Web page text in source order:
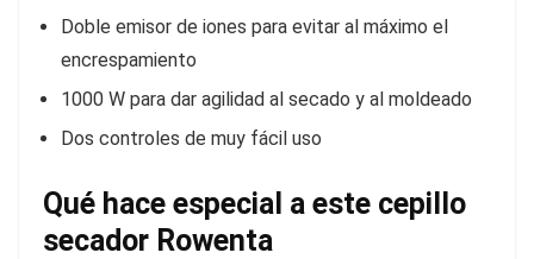
Doble emisor de iones para evitar al máximo el
encrespamiento
1000 W para dar agilidad al secado y al moldeado
Dos controles de muy fácil uso
Qué hace especial a este cepillo
secador Rowenta